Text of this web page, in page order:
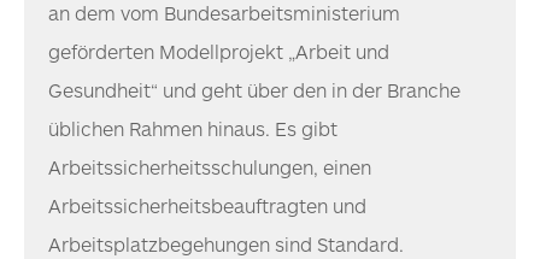
an dem vom Bundesarbeitsministerium
geförderten Modellprojekt „Arbeit und
Gesundheit“ und geht über den in der Branche
üblichen Rahmen hinaus. Es gibt
Arbeitssicherheitsschulungen, einen
Arbeitssicherheitsbeauftragten und
Arbeitsplatzbegehungen sind Standard.